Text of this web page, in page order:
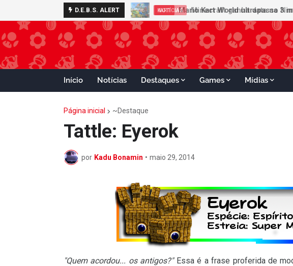
D.E.B.S. ALERT NOTÍCIAS Minecraft ganha data no
Início Notícias Destaques Games Mídias
Página inicial ~Destaque
Tattle: Eyerok
por Kadu Bonamin • maio 29, 2014
"Quem acordou... os antigos?"Essa é a frase proferida de